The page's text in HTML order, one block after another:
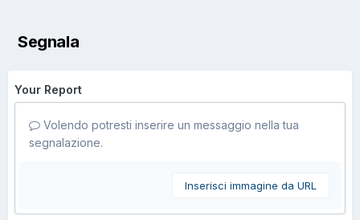
Segnala
Your Report
Volendo potresti inserire un messaggio nella tua
segnalazione.
Inserisci immagine da URL